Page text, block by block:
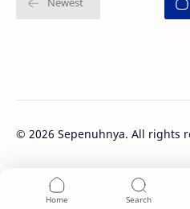
© 2026 Sepenuhnya. All rights